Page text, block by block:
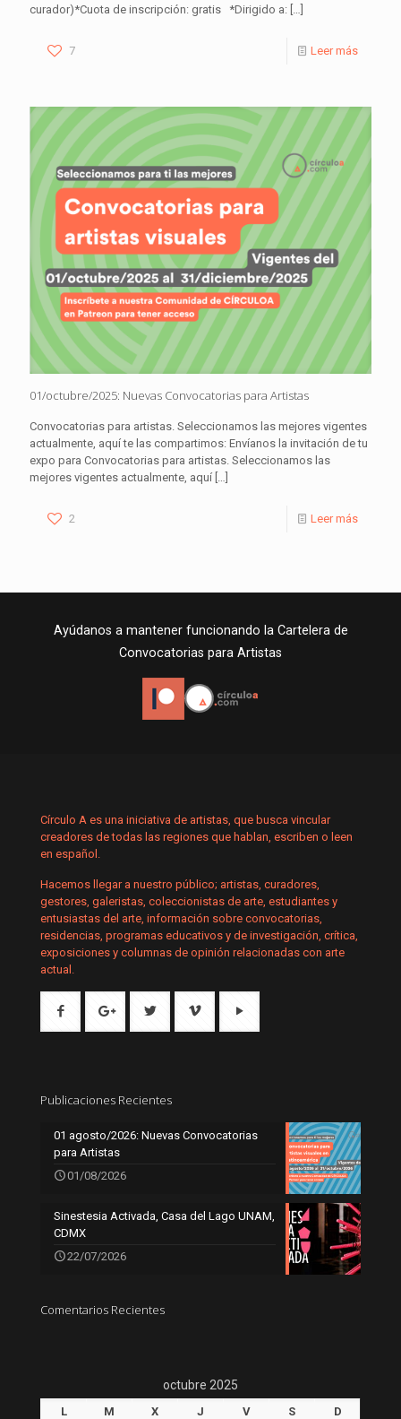
curador)*Cuota de inscripción: gratis *Dirigido a:
7 Leer más
01/octubre/2025: Nuevas Convocatorias para Artistas
Convocatorias para artistas. Seleccionamos las mejores vigentes
actualmente, aquí te las compartimos: Envíanos la invitación de tu
expo para Convocatorias para artistas. Seleccionamos las
mejores vigentes actualmente, aquí […]
2 Leer más
Ayúdanos a mantener funcionando la Cartelera de
Convocatorias para Artistas
Círculo A es una iniciativa de artistas, que busca vincular
creadores de todas las regiones que hablan, escriben o leen
en español.
Hacemos llegar a nuestro público; artistas, curadores,
gestores, galeristas, coleccionistas de arte, estudiantes y
entusiastas del arte, información sobre convocatorias,
residencias, programas educativos y de investigación, crítica,
exposiciones y columnas de opinión relacionadas con arte
actual.
Publicaciones Recientes
01 agosto/2026: Nuevas Convocatorias
para Artistas
01/08/2026
Sinestesia Activada, Casa del Lago UNAM,
CDMX
22/07/2026
Comentarios Recientes
octubre 2025
L M X J V S D